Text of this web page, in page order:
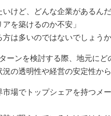
いけど、どんな企業があるんだ
を築けるのか不安」
は多いのではないでしょうか
ーンを検討する際、地元に
の透明性や経営の安定性か
場でトップシェアを持つメ